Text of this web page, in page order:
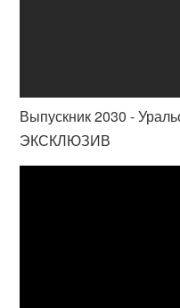
Выпускник 2030 -
ЭКСКЛЮЗИВ